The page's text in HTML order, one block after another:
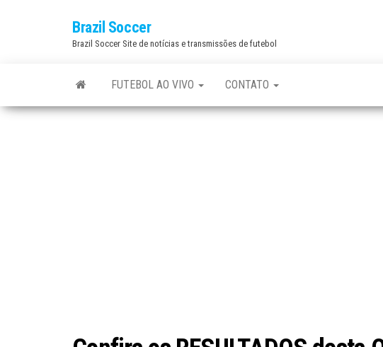
Brazil Soccer
Brazil Soccer Site de notícias e transmissões de futebol
FUTEBOL AO VIVO CONTATO